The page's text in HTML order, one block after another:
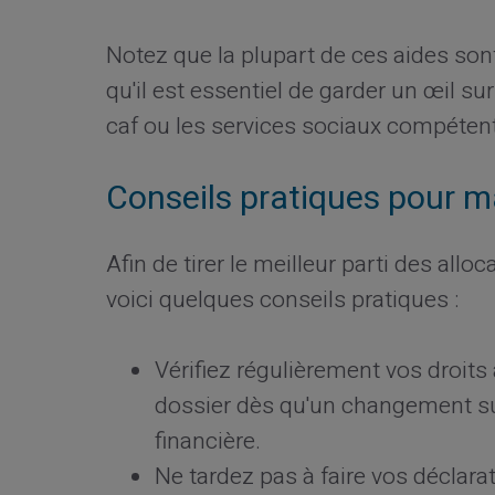
Notez que la plupart de ces aides
qu'il est essentiel de garder un œil
caf ou les services sociaux
Conseils pratiques pour
Afin de tirer le meilleur parti des
voici quelques conseils pratiques :
Vérifiez régulièrement vos
dossier dès qu'un changement
financière.
Ne tardez pas à faire vos